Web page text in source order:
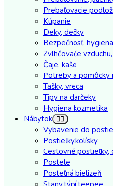
Prebaľovacie
Kúpanie
Deky, dečky
Bezpečnosť, hygiena
Zvlhčovače
Čaje, kaše
Potreby a pomôcky
Tašky, vreca
Tipy na darčeky
Hygiena kozmetika
Nábytok
Vybavenie do
Postieľky,kolísky
Cestovné postieľky,
Postele
Posteľná bielizeň
Stany,týpí,teepee